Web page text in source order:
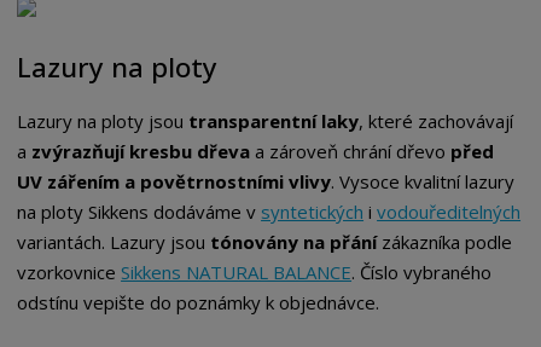
t
a
n
a
Lazury na ploty
Lazury na ploty jsou transparentní laky, které zachovávají
a zvýrazňují kresbu dřeva a zároveň chrání dřevo před
UV zářením a povětrnostními vlivy. Vysoce kvalitní lazury
na ploty Sikkens dodáváme v syntetických ivodouředitelných
variantách. Lazury jsou tónovány na přánízákazníka podle
vzorkovnice Sikkens NATURAL BALANCE. Číslo vybraného
odstínu vepište do poznámky k objednávce.